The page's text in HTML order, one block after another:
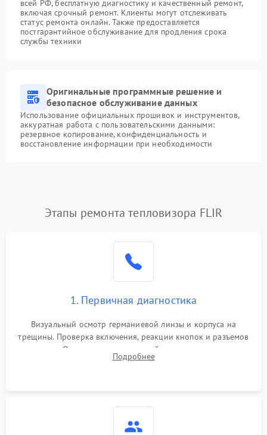
всей РФ, бесплатную диагностику и качественный ремонт,
включая срочный ремонт. Клиенты могут отслеживать
статус ремонта онлайн. Также предоставляется
постгарантийное обслуживание для продления срока
службы техники
Оригинальные программные решение и
безопасное обслуживание данных
Использование официальных прошивок и инструментов,
аккуратная работа с пользовательскими данными:
резервное копирование, конфиденциальность и
восстановление информации при необходимости
Этапы ремонта тепловизора FLIR
1. Первичная диагностика
Визуальный осмотр германиевой линзы и корпуса на
трещины. Проверка включения, реакции кнопок и разъемов
зарядки. Оценка вывода тепловой сигнатуры на экран,
проверка базовых функций и считывание системных
Подробнее